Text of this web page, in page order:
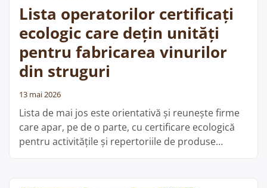
Lista operatorilor certificați
ecologic care dețin unități
pentru fabricarea vinurilor
din struguri
13 mai 2026
Lista de mai jos este orientativă și reunește firme
care apar, pe de o parte, cu certificare ecologică
pentru activitățile și repertoriile de produse